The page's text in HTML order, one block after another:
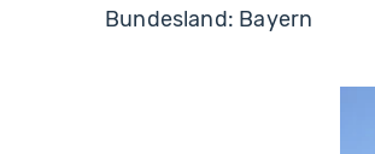
Bundesland: Bayern